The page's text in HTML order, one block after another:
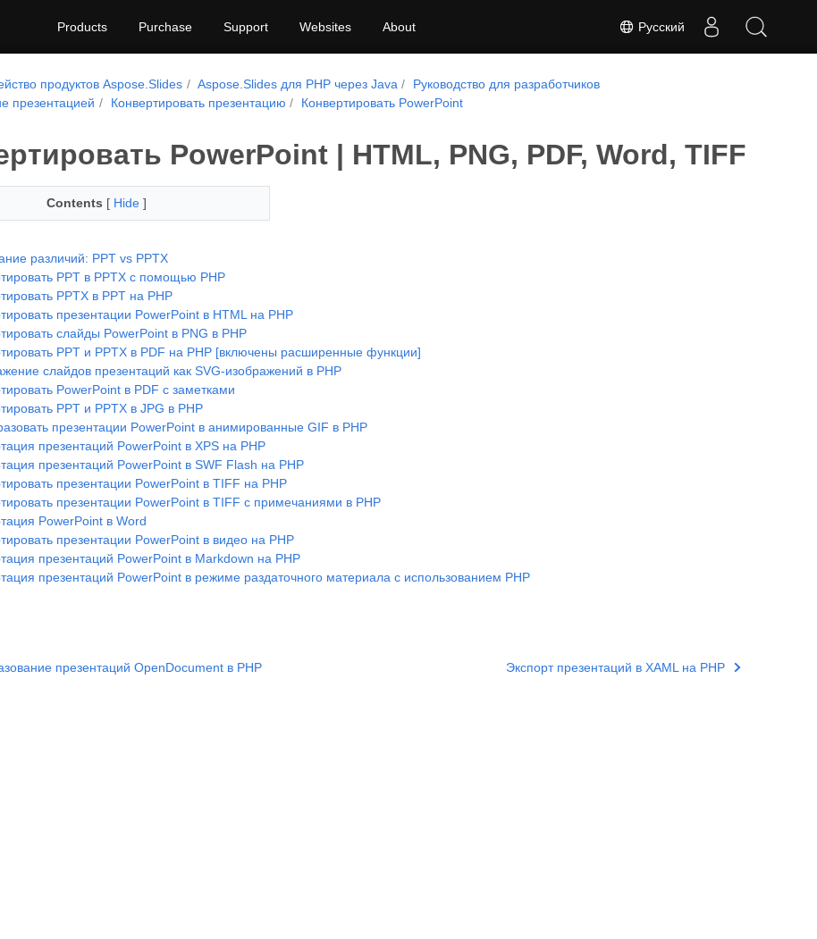
Русский
Products Purchase Support Websites About
продуктов Aspose.Slides Aspose.Slides для PHP через Java
Руководство для разработчиков
презентацией
Конвертировать презентацию Конвертировать PowerPoint
PowerPoint | HTML, PNG, PDF, Word, TIFF
Contents [ Hide ]
различий: PPT vs PPTX
PPT в PPTX с помощью PHP
PPTX в PPT на PHP
презентации PowerPoint в HTML на PHP
слайды PowerPoint в PNG в PHP
PPT и PPTX в PDF на PHP [включены расширенные функции]
слайдов презентаций как SVG‑изображений в PHP
PowerPoint в PDF с заметками
PPT и PPTX в JPG в PHP
презентации PowerPoint в анимированные GIF в PHP
презентаций PowerPoint в XPS на PHP
презентаций PowerPoint в SWF Flash на PHP
презентации PowerPoint в TIFF на PHP
презентации PowerPoint в TIFF с примечаниями в PHP
PowerPoint в Word
презентации PowerPoint в видео на PHP
презентаций PowerPoint в Markdown на PHP
презентаций PowerPoint в режиме раздаточного материала с использованием PHP
презентаций OpenDocument в PHP Экспорт презентаций в XAML на PHP